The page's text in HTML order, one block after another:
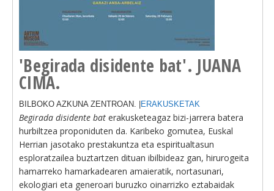
'Begirada disidente bat'. JUANA
CIMA.
BILBOKO AZKUNA ZENTROAN. | ERAKUSKETAK
Begirada disidente bat erakusketeagaz bizi-jarrera batera
hurbiltzea proponiduten da. Karibeko gomutea, Euskal
Herrian jasotako prestakuntza eta espiritualtasun
esploratzailea buztartzen dituan ibilbideaz gan, hirurogeita
hamarreko hamarkadearen amaieratik, nortasunari,
ekologiari eta generoari buruzko oinarrizko eztabaidak